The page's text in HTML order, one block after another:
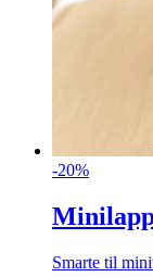
-20%
Smarte til